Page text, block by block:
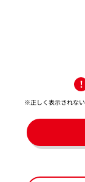
※正しく表示されな